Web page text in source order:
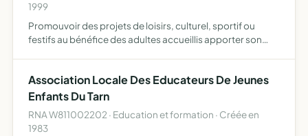
1999
Promouvoir des projets de loisirs, culturel, sportif ou
festifs au bénéfice des adultes accueillis apporter son
Association Locale Des Educateurs De Jeunes
Enfants Du Tarn
RNA W811002202 · Education et formation · Créée en
1983